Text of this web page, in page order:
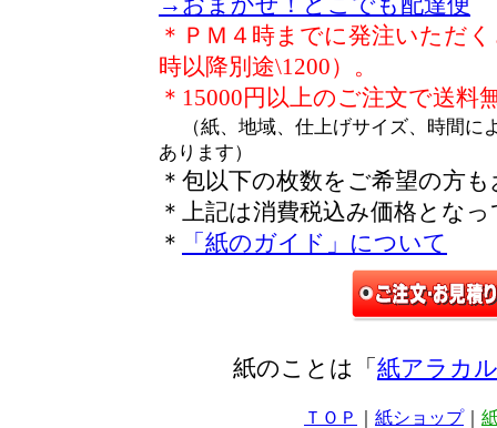
＊ＰＭ４時までに発注いただ
時以降別途\1200）。
＊15000円以上のご注文で送料
（紙、地域、仕上げサイズ、時間
あります）
＊包以下の枚数をご希望の方
＊上記は消費税込み価格とな
＊
「紙のガイド」について
紙のことは「 紙アラカ
ＴＯＰ 紙ショップ｜